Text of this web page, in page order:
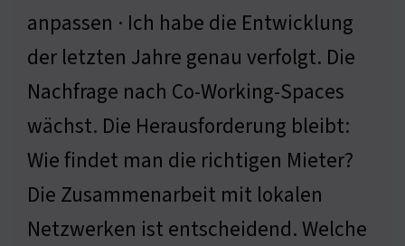
anpassen · Ich habe die Entwicklung
der letzten Jahre genau verfolgt. Die
Nachfrage nach Co-Working-Spaces
wächst. Die Herausforderung bleibt:
Wie findet man die richtigen Mieter?
Die Zusammenarbeit mit lokalen
Netzwerken ist entscheidend. Welche